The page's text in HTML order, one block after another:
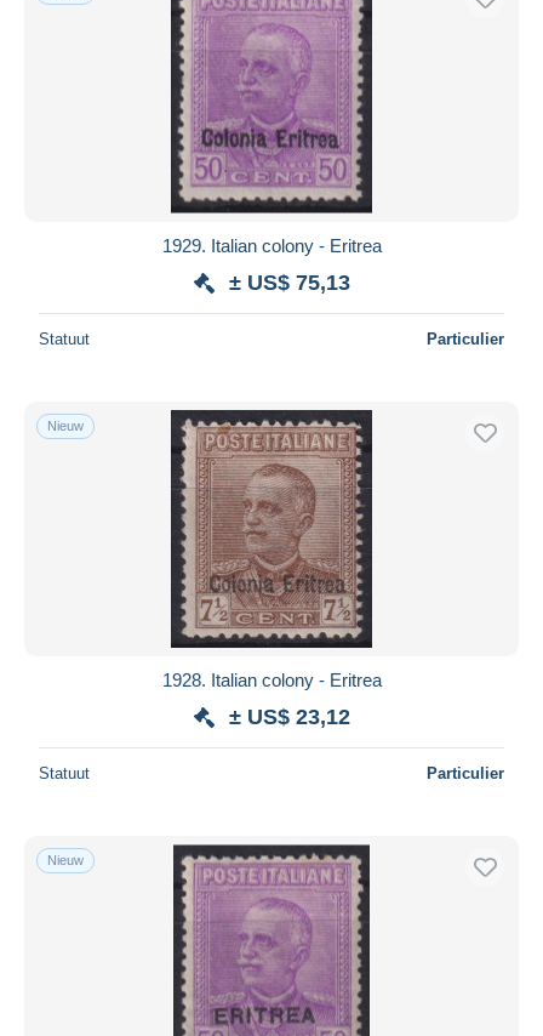
1929. Italian colony - Eritrea
± US$ 75,13
Statuut Particulier
Nieuw
1928. Italian colony - Eritrea
± US$ 23,12
Statuut Particulier
Nieuw